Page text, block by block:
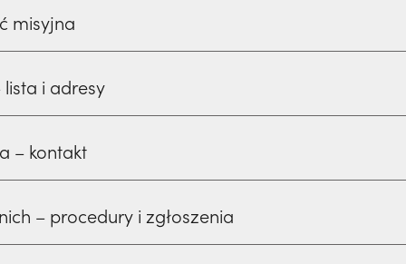
misyjna
i adresy
– kontakt
– procedury i zgłoszenia